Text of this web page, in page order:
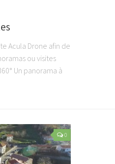
Acula Drone afin de
ou visites
Un panorama à
0